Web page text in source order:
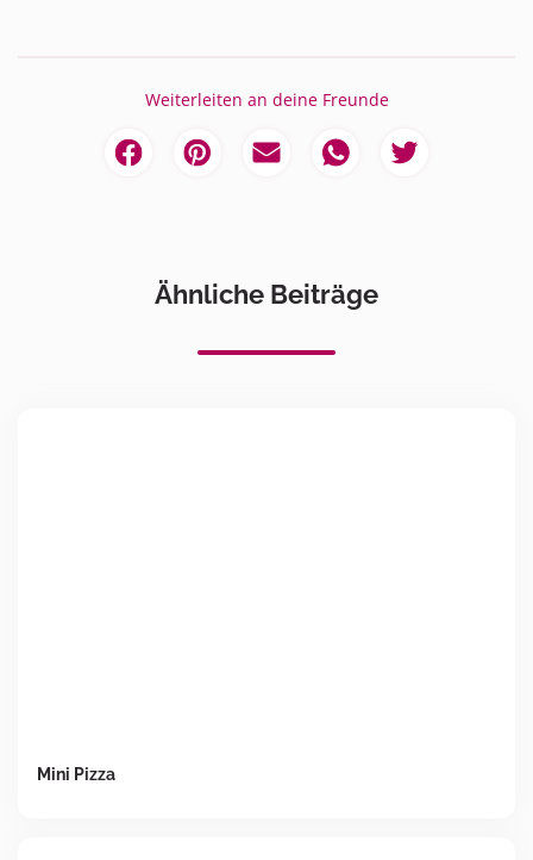
Weiterleiten an deine Freunde
Ähnliche Beiträge
Mini Pizza